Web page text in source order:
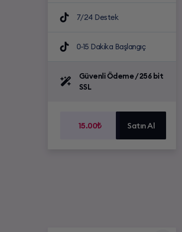
7/24 Destek
0-15 Dakika Başlangıç
Güvenli Ödeme / 256 bit
SSL
15.00₺ Satın Al